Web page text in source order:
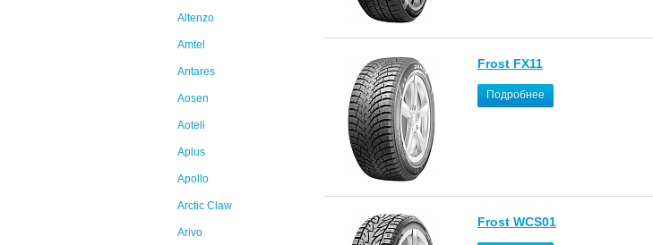
Altenzo
Amtel
Antares
Aosen
Aoteli
Aplus
Apollo
Arctic Claw
Arivo
Frost FX11
Подробнее
Frost WCS01